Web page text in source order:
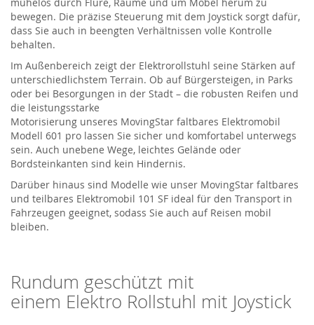
bewegen. Die präzise Steuerung mit dem Joystick sorgt dafür,
dass Sie auch in beengten Verhältnissen volle Kontrolle
behalten.
Im Außenbereich zeigt der Elektrorollstuhl seine Stärken auf
unterschiedlichstem Terrain. Ob auf Bürgersteigen, in Parks
oder bei Besorgungen in der Stadt – die robusten Reifen und
die leistungsstarke
Motorisierung unseres MovingStar faltbares Elektromobil
Modell 601 pro lassen Sie sicher und komfortabel unterwegs
sein. Auch unebene Wege, leichtes Gelände oder
Bordsteinkanten sind kein Hindernis.
Darüber hinaus sind Modelle wie unser MovingStar faltbares
und teilbares Elektromobil 101 SF ideal für den Transport in
Fahrzeugen geeignet, sodass Sie auch auf Reisen mobil
bleiben.
Rundum geschützt mit
einem Elektro Rollstuhl mit Joystick